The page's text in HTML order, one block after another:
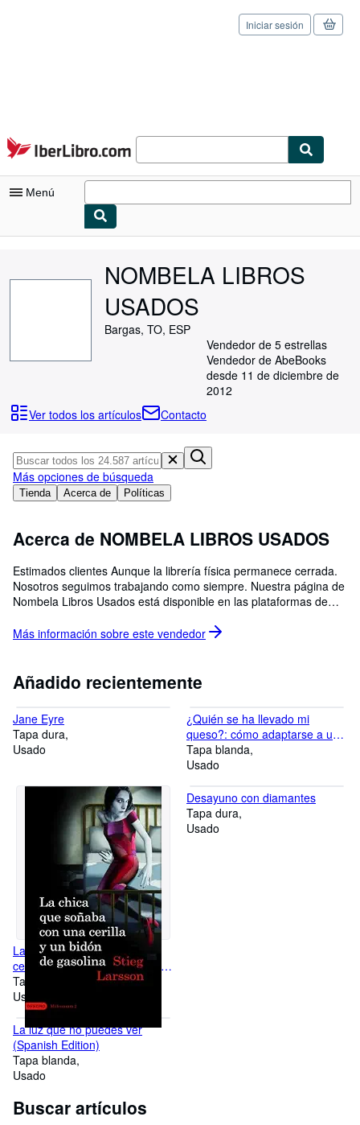
Pasar al contenido principal
IberLibro.com
Iniciar sesión
Menú
Consultar mis pedidos
Búsqueda avanzada
Colecciones
Arte y coleccionismo
Comenzar a vender
Ayuda
CERRAR
NOMBELA LIBROS
USADOS
Bargas, TO, ESP
Vendedor de 5 estrellas
Vendedor de AbeBooks
desde 11 de diciembre de
2012
Ver todos los artículos
Contacto
Tienda Acerca de Políticas
Más opciones de búsqueda
Acerca de NOMBELA LIBROS USADOS
Estimados clientes Aunque la librería física permanece cerrada.
Nosotros seguimos trabajando como siempre. Nuestra página de
Nombela Libros Usados está disponible en las plataformas de
su comprensión y apoyo.
Más información sobre este vendedor
Añadido recientemente
Jane Eyre
Tapa dura
Usado
¿Quién se ha llevado mi
queso?: cómo adaptarse a un
mundo en constante cambio
(Spanish Edition)
Tapa blanda
Usado
La chica que soñaba con un
cerillo y un galon de gasolina:
The Girl Who Played with Fire
(Millennium) (Spanish Edition)
Tapa blanda
Usado
Desayuno con diamantes
Tapa dura
Usado
La luz que no puedes ver
(Spanish Edition)
Tapa blanda
Usado
Buscar artículos